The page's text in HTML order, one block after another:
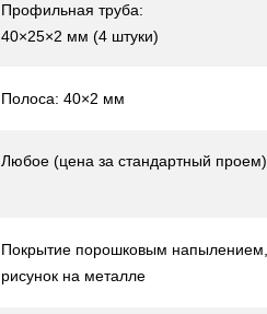
Профильная труба:
40×25×2 мм (4 штуки)
Полоса: 40×2 мм
Любое (цена за стандартный проем)
Покрытие порошковым напылением,
рисунок на металле